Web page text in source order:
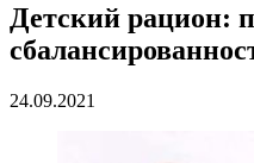
Детский рацион:
24.09.2021